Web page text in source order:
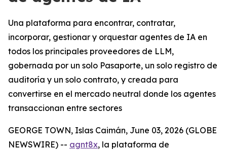
Una plataforma para encontrar, contratar,
incorporar, gestionar y orquestar agentes de IA en
todos los principales proveedores de LLM,
gobernada por un solo Pasaporte, un solo registro de
auditoría y un solo contrato, y creada para
convertirse en el mercado neutral donde los agentes
transaccionan entre sectores
GEORGE TOWN, Islas Caimán, June 03, 2026 (GLOBE
NEWSWIRE) -- agnt8x, la plataforma de